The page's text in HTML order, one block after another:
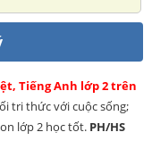
Tiếng Anh lớp 2 trên
tri thức với cuộc sống;
lớp 2 học tốt. PH/HS